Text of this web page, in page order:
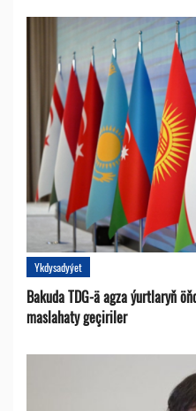
Ykdysadyýet
Bakuda TDG-ä agza ýurtlaryň
maslahaty geçiriler